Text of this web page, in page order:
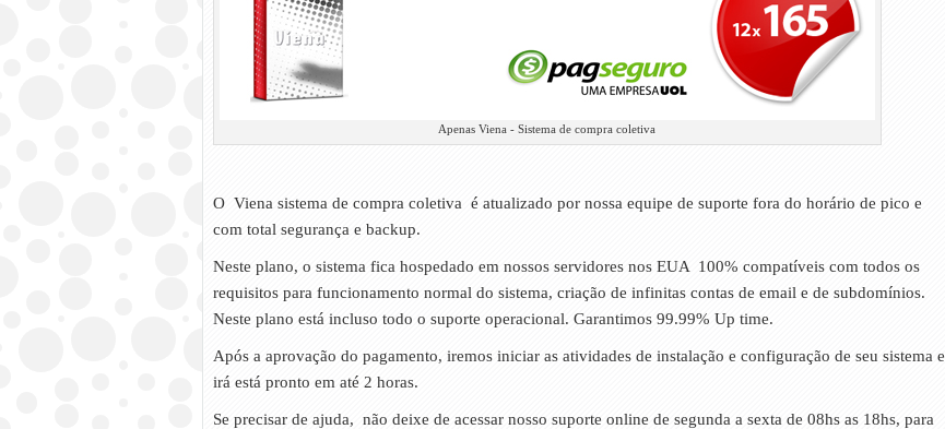
Apenas Viena - Sistema de compra coletiva
O Viena sistema de compra coletiva é atualizado por nossa equipe de suporte fora do horário de pico e
com total segurança e backup.
Neste plano, o sistema fica hospedado em nossos servidores nos EUA 100% compatíveis com todos os
requisitos para funcionamento normal do sistema, criação de infinitas contas de email e de subdomínios.
Neste plano está incluso todo o suporte operacional. Garantimos 99.99% Up time.
Após a aprovação do pagamento, iremos iniciar as atividades de instalação e configuração de seu sistema e
irá está pronto em até 2 horas.
Se precisar de ajuda, não deixe de acessar nosso suporte online de segunda a sexta de 08hs as 18hs, para